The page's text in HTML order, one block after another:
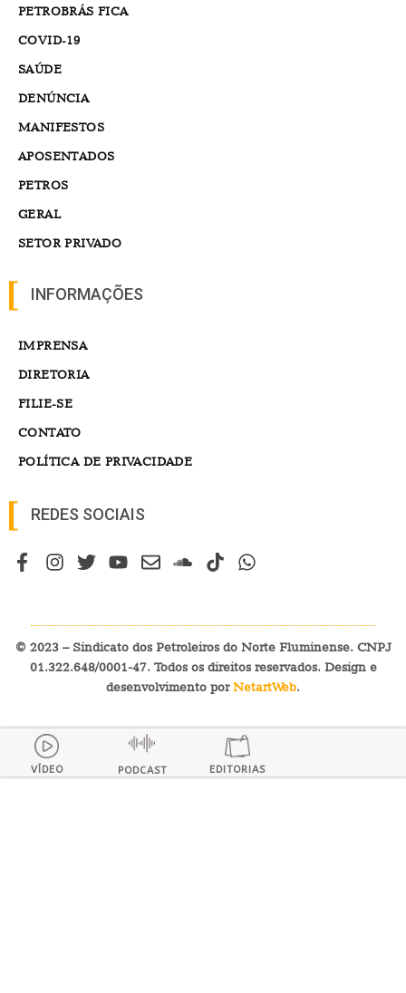
PETROBRÁS FICA
COVID-19
SAÚDE
DENÚNCIA
MANIFESTOS
APOSENTADOS
PETROS
GERAL
SETOR PRIVADO
INFORMAÇÕES
IMPRENSA
DIRETORIA
FILIE-SE
CONTATO
POLÍTICA DE PRIVACIDADE
REDES SOCIAIS
© 2023 – Sindicato dos Petroleiros do Norte Fluminense. CNPJ
01.322.648/0001-47. Todos os direitos reservados. Design e
desenvolvimento porNetartWeb.
VÍDEO PODCAST EDITORIAS